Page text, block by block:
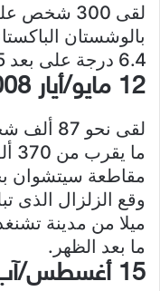
لقى 300
بالوشستان
6.4 درجة على بعد 45 ميلا شمال كويتا.
12 مايو/أيار 2008
لقى
مقاطعة سيتشوان
ميلا من مدينة
ما بعد الظهر.
15 أغسطس/آب 2007